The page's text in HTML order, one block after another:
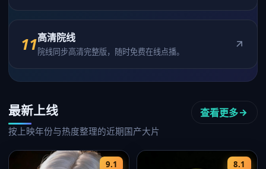
11高清院线
院线同步高清完整版，随时免费在线点播。
最新上线
按上映年份与热度整理的近期国产大片
查看更多
9.1 8.1